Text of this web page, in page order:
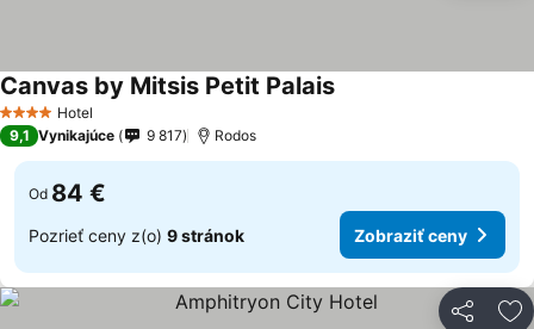
4 Počet hviezdičiek
Hotel
Canvas by Mitsis Petit Palais
9,1 Vynikajúce 9 817 Rodos
Od 84 €
Pozrieť ceny z(o) 9 stránok Zobraziť ceny
Zdieľať